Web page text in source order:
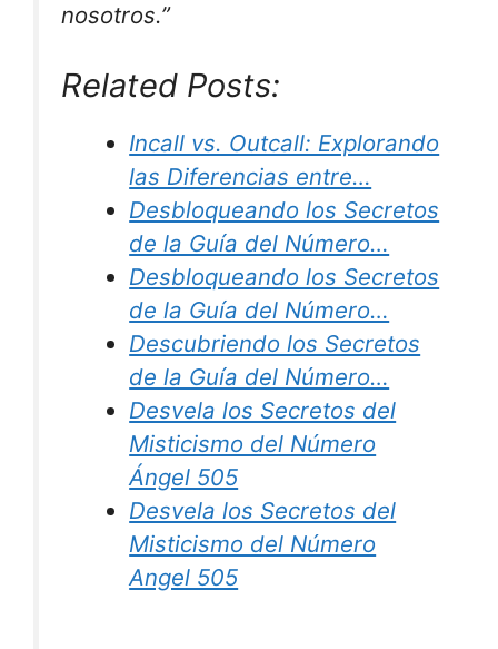
nosotros.”
Related Posts:
Incall vs. Outcall: Explorando
las Diferencias entre…
Desbloqueando los Secretos
de la Guía del Número…
Desbloqueando los Secretos
de la Guía del Número…
Descubriendo los Secretos
de la Guía del Número…
Desvela los Secretos del
Misticismo del Número
Ángel 505
Desvela los Secretos del
Misticismo del Número
Angel 505